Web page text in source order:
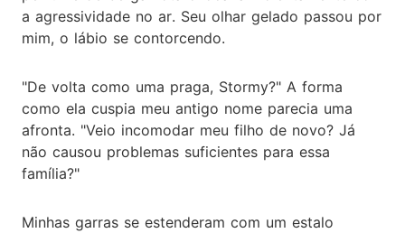
a agressividade no ar. Seu olhar gelado passou por
mim, o lábio se contorcendo.
"De volta como uma praga, Stormy?" A forma
como ela cuspia meu antigo nome parecia uma
afronta. "Veio incomodar meu filho de novo? Já
não causou problemas suficientes para essa
família?"
Minhas garras se estenderam com um estalo